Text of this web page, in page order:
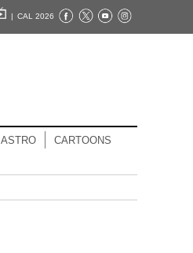
| CAL 2026
ASTRO CARTOONS